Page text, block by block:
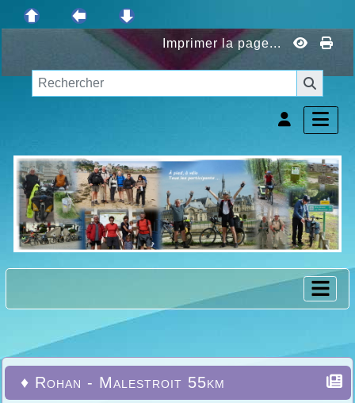
Imprimer la page...
♦ Rohan - Malestroit 55km